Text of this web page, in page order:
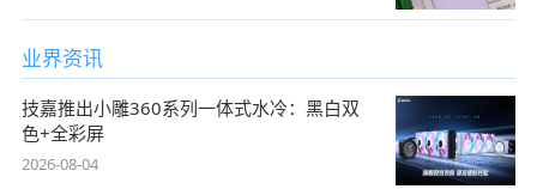
业界资讯
技嘉推出小雕360系列一体式水冷：黑白双
色+全彩屏
2026-08-04